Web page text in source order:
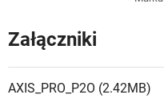
Załączniki
AXIS_PRO_P2O (2.42MB)